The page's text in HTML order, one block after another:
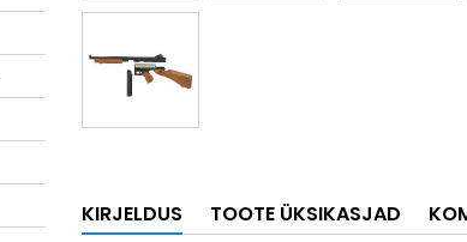
KIRJELDUS TOOTE ÜKSIKASJAD